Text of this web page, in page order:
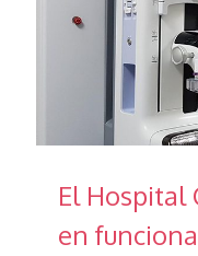
El Hospital
en